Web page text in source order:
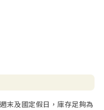
解相認。（創世記四十三至
桃僵。（腓利門晝）
計。（撒母耳記下十五至十
末及國定假日，庫存足夠為